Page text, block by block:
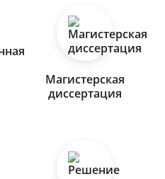
Магистерская
диссертация